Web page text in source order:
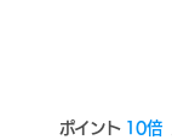
ポイント 10倍